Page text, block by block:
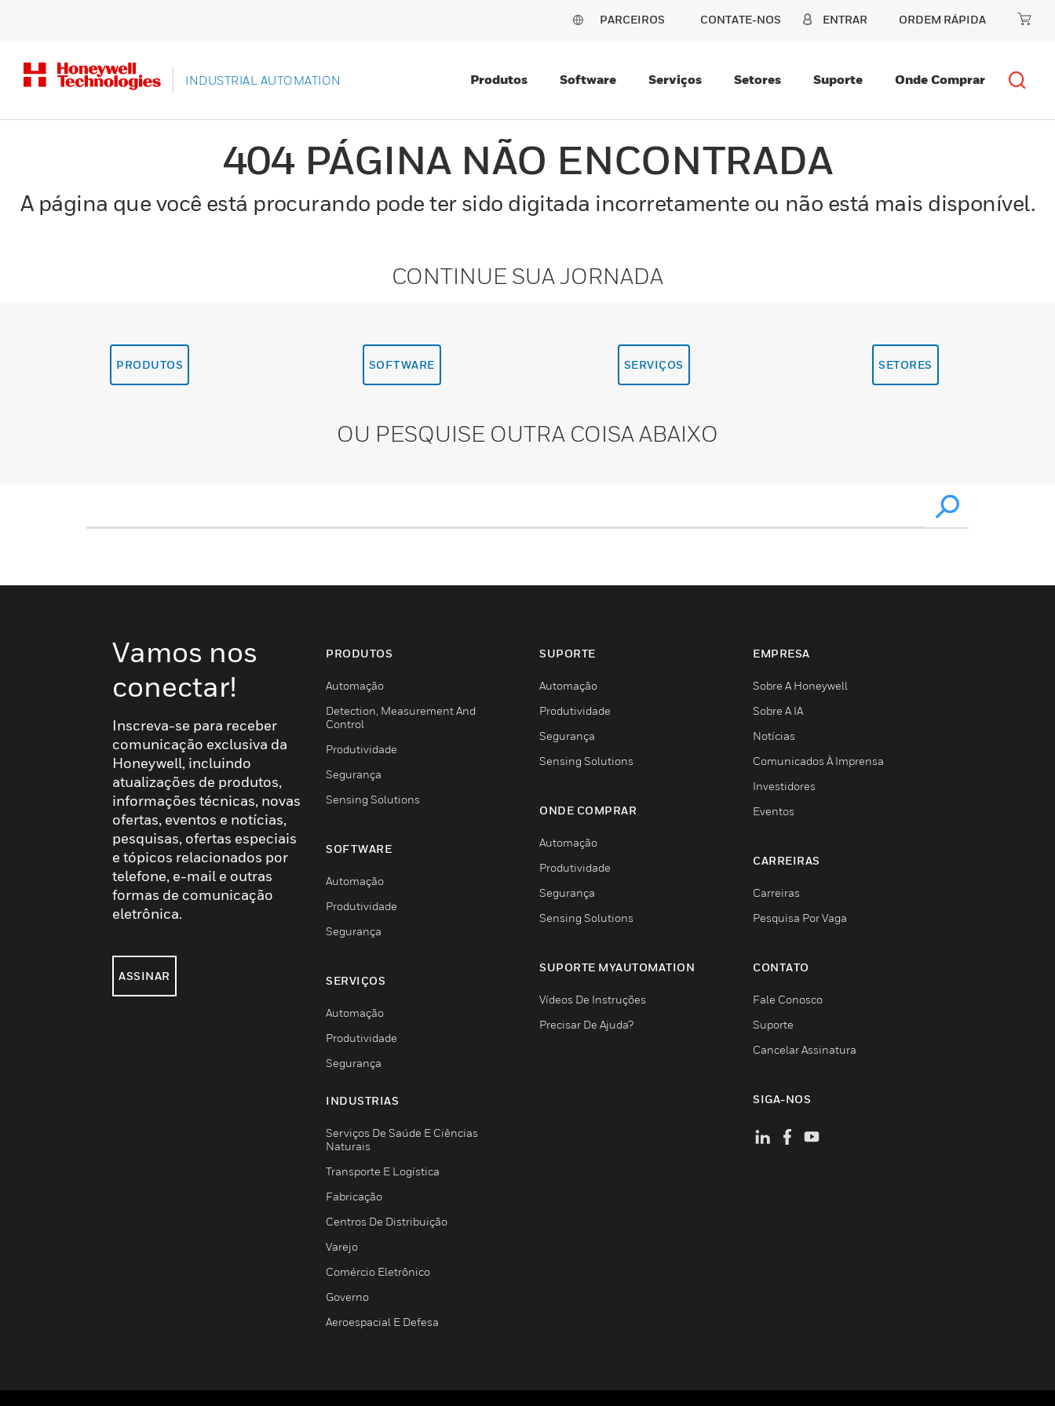
PARCEIROS CONTATE-NOS ENTRAR ORDEM RÁPIDA
INDUSTRIAL AUTOMATION Produtos Software Serviços Setores Suporte Onde Comprar
404 PÁGINA NÃO ENCONTRADA
A página que você está procurando pode ter sido digitada incorretamente ou não está mais disponível.
CONTINUE SUA JORNADA
PRODUTOS SOFTWARE SERVIÇOS SETORES
OU PESQUISE OUTRA COISA ABAIXO
Vamos nos
conectar!
Inscreva-se para receber
comunicação exclusiva da
Honeywell, incluindo
atualizações de produtos,
informações técnicas, novas
ofertas, eventos e notícias,
pesquisas, ofertas especiais
e tópicos relacionados por
telefone, e-mail e outras
formas de comunicação
eletrônica.
ASSINAR
PRODUTOS
Automação
Detection, Measurement And
Control
Produtividade
Segurança
Sensing Solutions
SOFTWARE
Automação
Produtividade
Segurança
SERVIÇOS
Automação
Produtividade
Segurança
INDUSTRIAS
Serviços De Saúde E Ciências
Naturais
Transporte E Logística
Fabricação
Centros De Distribuição
Varejo
Comércio Eletrônico
Governo
Aeroespacial E Defesa
SUPORTE
Automação
Produtividade
Segurança
Sensing Solutions
ONDE COMPRAR
Automação
Produtividade
Segurança
Sensing Solutions
SUPORTE MYAUTOMATION
Vídeos De Instruções
Precisar De Ajuda?
EMPRESA
Sobre A Honeywell
Sobre A IA
Notícias
Comunicados À Imprensa
Investidores
Eventos
CARREIRAS
Carreiras
Pesquisa Por Vaga
CONTATO
Fale Conosco
Suporte
Cancelar Assinatura
SIGA-NOS